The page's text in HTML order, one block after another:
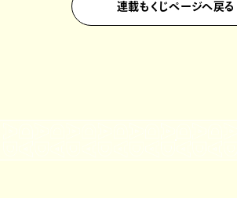
連載もくじページへ戻る